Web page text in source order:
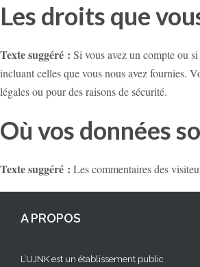
Les droits que
Texte suggéré : Si vous avez un compte ou
incluant celles que vous nous avez fournies.
légales ou pour des raisons de sécurité.
Où vos données
Texte suggéré : Les commentaires des
A PROPOS
L’UJNK est un établissement public